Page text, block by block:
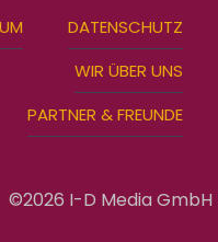
DATENSCHUTZ
WIR ÜBER UNS
PARTNER & FREUNDE
©2026 I-D Media GmbH